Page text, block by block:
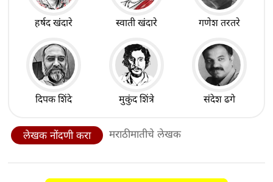
हर्षद खंदारे स्वाती खंदारे गणेश तरतरे
दिपक शिंदे मुकुंद शिंत्रे संदेश ढगे
लेखक नोंदणी करा मराठीमातीचे लेखक